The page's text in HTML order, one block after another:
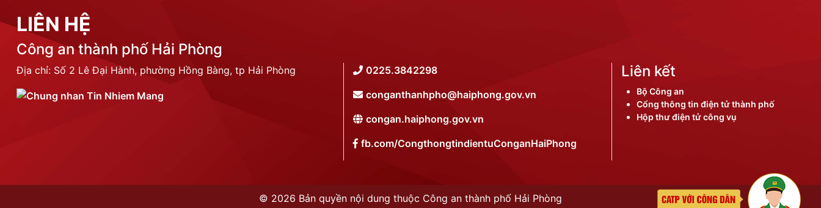
LIÊN HỆ
Công an thành phố Hải Phòng
Địa chỉ: Số 2 Lê Đại Hành, phường Hồng Bàng, tp Hải Phòng
0225.3842298
conganthanhpho@haiphong.gov.vn
congan.haiphong.gov.vn
fb.com/CongthongtindientuConganHaiPhong
Liên kết
Bộ Công an
Cổng thông tin điện tử thành phố
Hộp thư điện tử công vụ
© 2026 Bản quyền nội dung thuộc Công an thành phố Hải Phòng